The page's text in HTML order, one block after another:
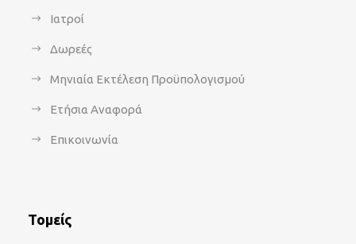
Ιατροί
Δωρεές
Μηνιαία Εκτέλεση Προϋπολογισμού
Ετήσια Αναφορά
Επικοινωνία
Τομείς